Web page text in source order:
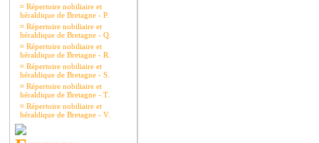
¤ Répertoire nobiliaire et
héraldique de Bretagne - P.
¤ Répertoire nobiliaire et
héraldique de Bretagne - Q.
¤ Répertoire nobiliaire et
héraldique de Bretagne - R.
¤ Répertoire nobiliaire et
héraldique de Bretagne - S.
¤ Répertoire nobiliaire et
héraldique de Bretagne - T.
¤ Répertoire nobiliaire et
héraldique de Bretagne - V.